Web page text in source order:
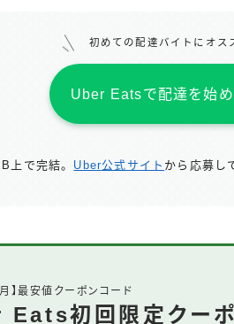
初めての配達バイトにオス
Uber Eatsで配達を始め
上で完結。 Uber公式サイト から応募し
】最安値クーポンコード
Eats初回限定クー